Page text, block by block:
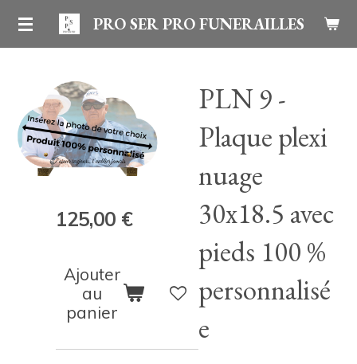
Passer
principal
PRO SER PRO FUNERAILLES
PLN 9 -
Plaque plexi
nuage
30x18.5 avec
pieds 100 %
personnalisé
e
125,00 €
Ajouter
au
panier